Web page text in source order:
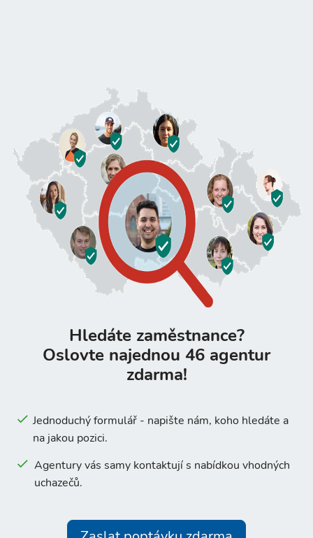
Hledáte zaměstnance?
Oslovte najednou 46 agentur
zdarma!
Jednoduchý formulář - napište nám, koho hledáte a
na jakou pozici.
Agentury vás samy kontaktují s nabídkou vhodných
uchazečů.